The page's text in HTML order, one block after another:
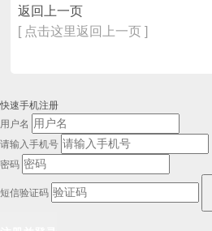
返回上一页
[ 点击这里返回上一页 ]
快速手机注册
用户名
请输入手机号
密码
短信验证码